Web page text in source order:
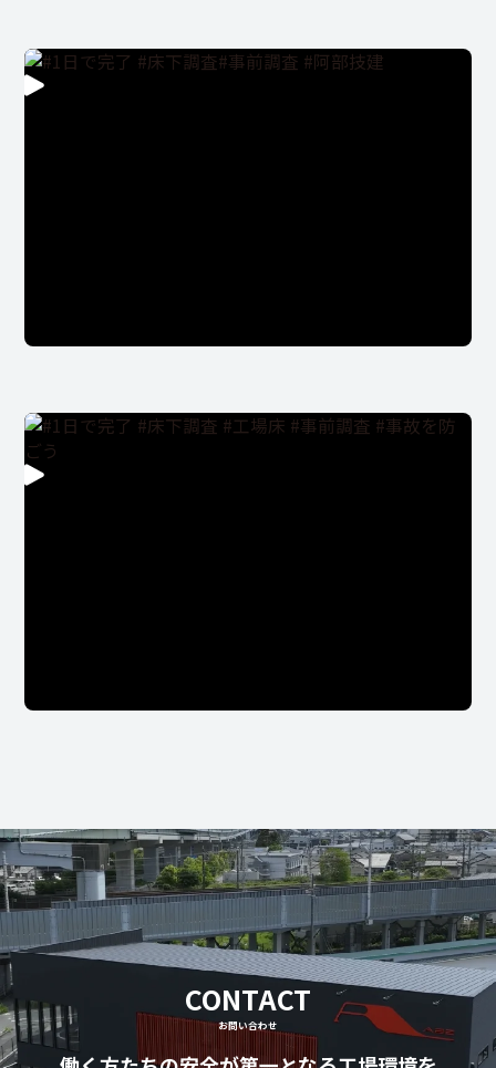
CONTACT
お問い合わせ